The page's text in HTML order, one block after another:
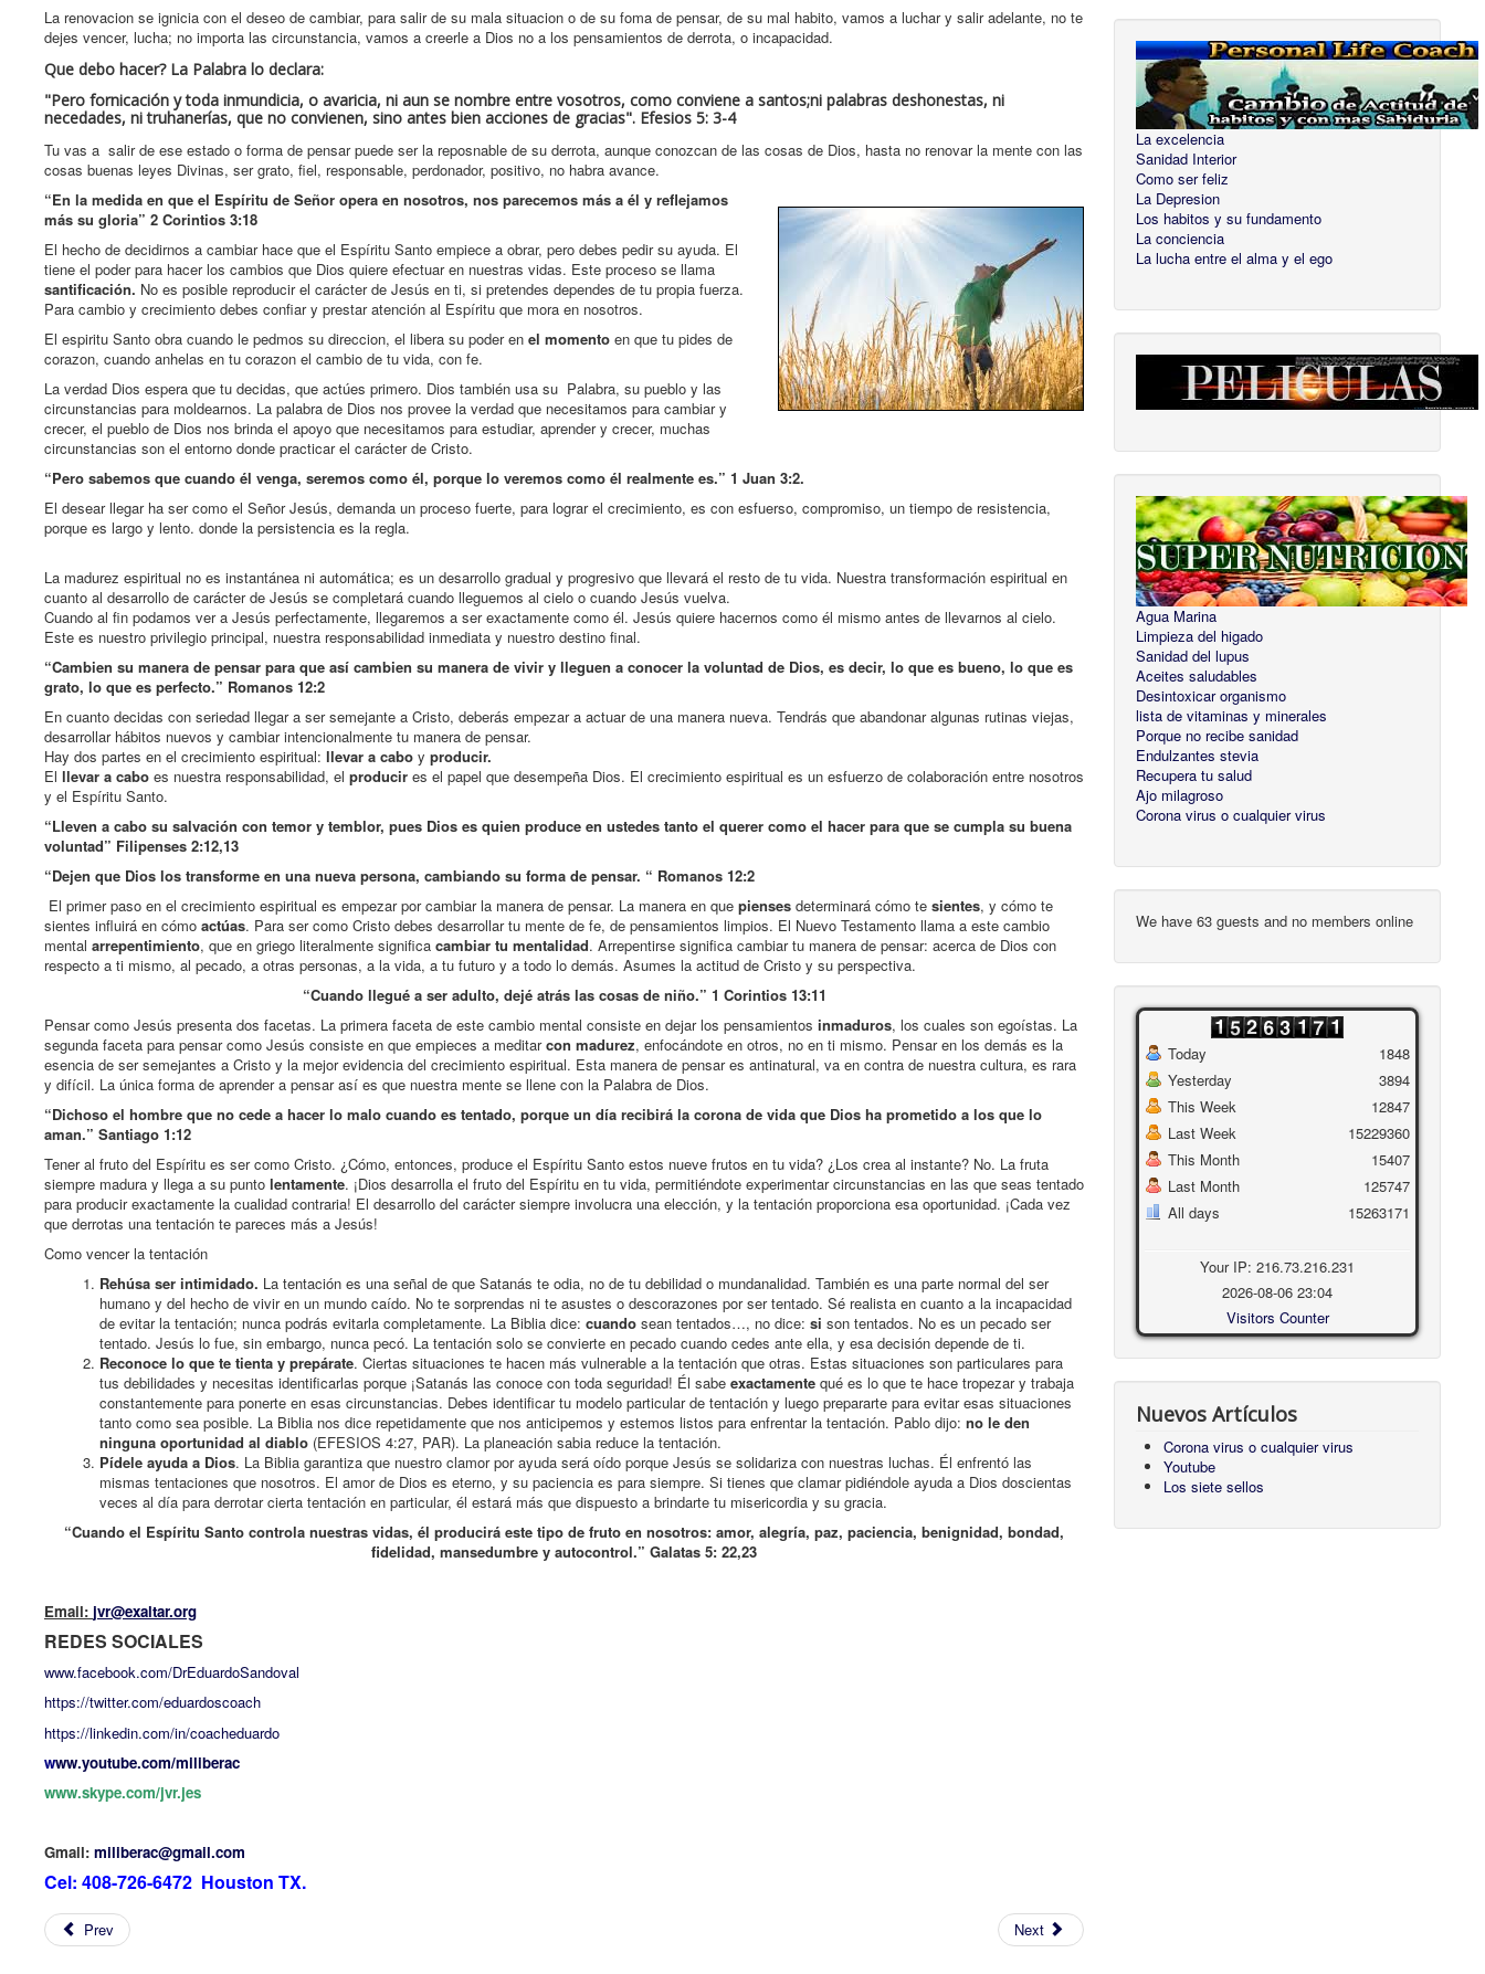
La renovacion se ignicia con el deseo de cambiar, para salir de su mala situacion o de su foma de pensar, de su mal habito, vamos a luchar y salir adelante, no te
dejes vencer, lucha; no importa las circunstancia, vamos a creerle a Dios no a los pensamientos de derrota, o incapacidad.
Que debo hacer? La Palabra lo declara:
"Pero fornicación y toda inmundicia, o avaricia, ni aun se nombre entre vosotros, como conviene a santos;ni palabras deshonestas, ni
necedades, ni truhanerías, que no convienen, sino antes bien acciones de gracias". Efesios 5: 3-4
Tu vas a salir de ese estado o forma de pensar puede ser la reposnable de su derrota, aunque conozcan de las cosas de Dios, hasta no renovar la mente con las
cosas buenas leyes Divinas, ser grato, fiel, responsable, perdonador, positivo, no habra avance.
“En la medida en que el Espíritu de Señor opera en nosotros, nos parecemos más a él y reflejamos
más su gloria” 2 Corintios 3:18
El hecho de decidirnos a cambiar hace que el Espíritu Santo empiece a obrar, pero debes pedir su ayuda. El
tiene el poder para hacer los cambios que Dios quiere efectuar en nuestras vidas. Este proceso se llama
santificación. No es posible reproducir el carácter de Jesús en ti, si pretendes dependes de tu propia fuerza.
Para cambio y crecimiento debes confiar y prestar atención al Espíritu que mora en nosotros.
El espiritu Santo obra cuando le pedmos su direccion, el libera su poder en el momento en que tu pides de
corazon, cuando anhelas en tu corazon el cambio de tu vida, con fe.
La verdad Dios espera que tu decidas, que actúes primero. Dios también usa su Palabra, su pueblo y las
circunstancias para moldearnos. La palabra de Dios nos provee la verdad que necesitamos para cambiar y
crecer, el pueblo de Dios nos brinda el apoyo que necesitamos para estudiar, aprender y crecer, muchas
circunstancias son el entorno donde practicar el carácter de Cristo.
“Pero sabemos que cuando él venga, seremos como él, porque lo veremos como él realmente es.” 1 Juan 3:2.
El desear llegar ha ser como el Señor Jesús, demanda un proceso fuerte, para lograr el crecimiento, es con esfuerso, compromiso, un tiempo de resistencia,
porque es largo y lento. donde la persistencia es la regla.
La madurez espiritual no es instantánea ni automática; es un desarrollo gradual y progresivo que llevará el resto de tu vida. Nuestra transformación espiritual en
cuanto al desarrollo de carácter de Jesús se completará cuando lleguemos al cielo o cuando Jesús vuelva.
Cuando al fin podamos ver a Jesús perfectamente, llegaremos a ser exactamente como él. Jesús quiere hacernos como él mismo antes de llevarnos al cielo.
Este es nuestro privilegio principal, nuestra responsabilidad inmediata y nuestro destino final.
“Cambien su manera de pensar para que así cambien su manera de vivir y lleguen a conocer la voluntad de Dios, es decir, lo que es bueno, lo que es
grato, lo que es perfecto.” Romanos 12:2
En cuanto decidas con seriedad llegar a ser semejante a Cristo, deberás empezar a actuar de una manera nueva. Tendrás que abandonar algunas rutinas viejas,
desarrollar hábitos nuevos y cambiar intencionalmente tu manera de pensar.
Hay dos partes en el crecimiento espiritual: llevar a cabo y producir.
El llevar a cabo es nuestra responsabilidad, el producir es el papel que desempeña Dios. El crecimiento espiritual es un esfuerzo de colaboración entre nosotros
y el Espíritu Santo.
“Lleven a cabo su salvación con temor y temblor, pues Dios es quien produce en ustedes tanto el querer como el hacer para que se cumpla su buena
voluntad” Filipenses 2:12,13
“Dejen que Dios los transforme en una nueva persona, cambiando su forma de pensar. “ Romanos 12:2
El primer paso en el crecimiento espiritual es empezar por cambiar la manera de pensar. La manera en que pienses determinará cómo te sientes, y cómo te
sientes influirá en cómo actúas. Para ser como Cristo debes desarrollar tu mente de fe, de pensamientos limpios. El Nuevo Testamento llama a este cambio
mental arrepentimiento, que en griego literalmente significa cambiar tu mentalidad. Arrepentirse significa cambiar tu manera de pensar: acerca de Dios con
respecto a ti mismo, al pecado, a otras personas, a la vida, a tu futuro y a todo lo demás. Asumes la actitud de Cristo y su perspectiva.
“Cuando llegué a ser adulto, dejé atrás las cosas de niño.” 1 Corintios 13:11
Pensar como Jesús presenta dos facetas. La primera faceta de este cambio mental consiste en dejar los pensamientos inmaduros, los cuales son egoístas. La
segunda faceta para pensar como Jesús consiste en que empieces a meditarcon madurez, enfocándote en otros, no en ti mismo. Pensar en los demás es la
esencia de ser semejantes a Cristo y la mejor evidencia del crecimiento espiritual. Esta manera de pensar es antinatural, va en contra de nuestra cultura, es rara
y difícil. La única forma de aprender a pensar así es que nuestra mente se llene con la Palabra de Dios.
“Dichoso el hombre que no cede a hacer lo malo cuando es tentado, porque un día recibirá la corona de vida que Dios ha prometido a los que lo
aman.” Santiago 1:12
Tener al fruto del Espíritu es ser como Cristo. ¿Cómo, entonces, produce el Espíritu Santo estos nueve frutos en tu vida? ¿Los crea al instante? No. La fruta
siempre madura y llega a su punto lentamente. ¡Dios desarrolla el fruto del Espíritu en tu vida, permitiéndote experimentar circunstancias en las que seas tentado
para producir exactamente la cualidad contraria! El desarrollo del carácter siempre involucra una elección, y la tentación proporciona esa oportunidad. ¡Cada vez
que derrotas una tentación te pareces más a Jesús!
Como vencer la tentación
Rehúsa ser intimidado. La tentación es una señal de que Satanás te odia, no de tu debilidad o mundanalidad. También es una parte normal del ser
humano y del hecho de vivir en un mundo caído. No te sorprendas ni te asustes o descorazones por ser tentado. Sé realista en cuanto a la incapacidad
de evitar la tentación; nunca podrás evitarla completamente. La Biblia dice: cuando sean tentados…, no dice: si son tentados. No es un pecado ser
tentado. Jesús lo fue, sin embargo, nunca pecó. La tentación solo se convierte en pecado cuando cedes ante ella, y esa decisión depende de ti.
Reconoce lo que te tienta y prepárate. Ciertas situaciones te hacen más vulnerable a la tentación que otras. Estas situaciones son particulares para
tus debilidades y necesitas identificarlas porque ¡Satanás las conoce con toda seguridad! Él sabe exactamente qué es lo que te hace tropezar y trabaja
constantemente para ponerte en esas circunstancias. Debes identificar tu modelo particular de tentación y luego prepararte para evitar esas situaciones
tanto como sea posible. La Biblia nos dice repetidamente que nos anticipemos y estemos listos para enfrentar la tentación. Pablo dijo: no le den
ninguna oportunidad al diablo (EFESIOS 4:27, PAR). La planeación sabia reduce la tentación.
Pídele ayuda a Dios. La Biblia garantiza que nuestro clamor por ayuda será oído porque Jesús se solidariza con nuestras luchas. Él enfrentó las
mismas tentaciones que nosotros. El amor de Dios es eterno, y su paciencia es para siempre. Si tienes que clamar pidiéndole ayuda a Dios doscientas
veces al día para derrotar cierta tentación en particular, él estará más que dispuesto a brindarte tu misericordia y su gracia.
“Cuando el Espíritu Santo controla nuestras vidas, él producirá este tipo de fruto en nosotros: amor, alegría, paz, paciencia, benignidad, bondad,
fidelidad, mansedumbre y autocontrol.” Galatas 5: 22,23
Email: jvr@exaltar.org
REDES SOCIALES
www.facebook.com/DrEduardoSandoval
https://twitter.com/eduardoscoach
https://linkedin.com/in/coacheduardo
www.youtube.com/miliberac
www.skype.com/jvr.jes
Gmail: miliberac@gmail.com
Cel: 408-726-6472 Houston TX.
Prev Next
La excelencia
Sanidad Interior
Como ser feliz
La Depresion
Los habitos y su fundamento
La conciencia
La lucha entre el alma y el ego
Agua Marina
Limpieza del higado
Sanidad del lupus
Aceites saludables
Desintoxicar organismo
lista de vitaminas y minerales
Porque no recibe sanidad
Endulzantes stevia
Recupera tu salud
Ajo milagroso
Corona virus o cualquier virus
We have 63 guests and no members online
Today
Yesterday
This Week
Last Week
This Month
Last Month
All days
1848
3894
12847
15229360
15407
125747
15263171
Your IP: 216.73.216.231
2026-08-06 23:04
Visitors Counter
Nuevos Artículos
Corona virus o cualquier virus
Youtube
Los siete sellos